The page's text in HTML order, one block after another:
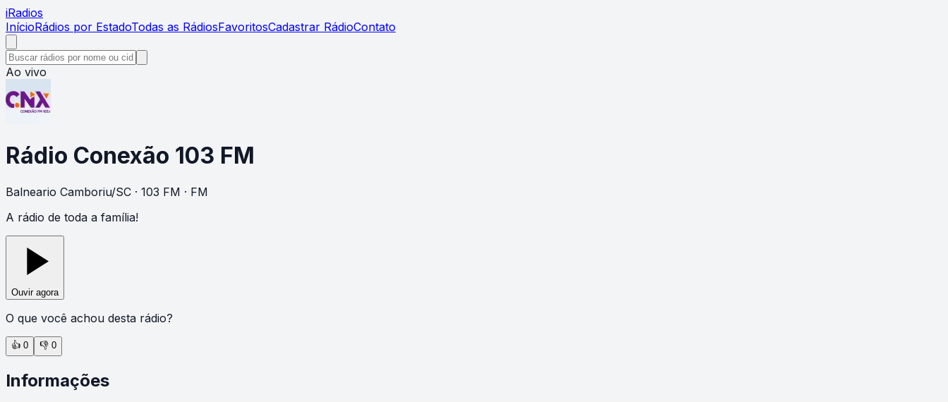
iRadios
InícioRádios por EstadoTodas as RádiosFavoritosCadastrar RádioContato
Ao vivo
Rádio Conexão 103 FM
Balneario Camboriu/SC · 103 FM · FM
A rádio de toda a família!
Ouvir agora
O que você achou desta rádio?
👍 0 👎 0
Informações